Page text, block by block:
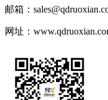
邮箱：
网址：